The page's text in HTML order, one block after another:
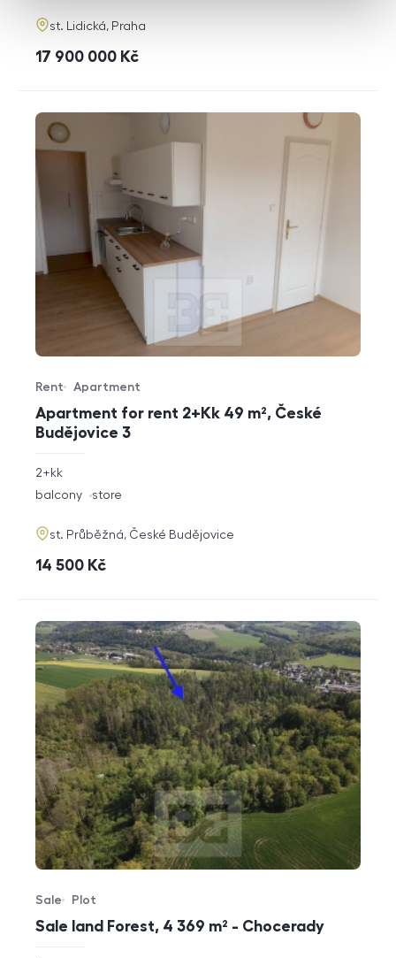
adresa
st. Lidická, Praha
cena
17 900 000 Kč
Apartment for rent 2+Kk 49 m², České
Budějovice 3
Offer type
Rent
Property type
Apartment
rozměry
2+kk
funkce
balcony store
adresa
st. Průběžná, České Budějovice
cena
14 500 Kč
Sale land Forest, 4 369 m² - Chocerady
Offer type
Sale
Property type
Plot